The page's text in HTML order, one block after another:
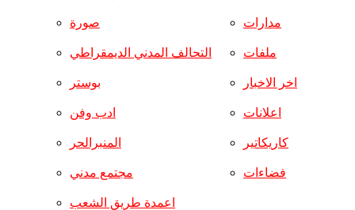
صورة
التحالف المدني الديمقراطي
بوستر
ادب وفن
المنبرالحر
مجتمع مدني
مدارات
ملفات
اخر الاخبار
اعلانات
كاريكاتير
فضاءات
اعمدة طريق الشعب